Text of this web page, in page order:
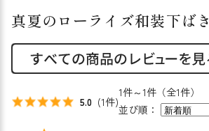
真夏のローライズ和装下ばき
5.0 (1件)
1件～1件（全1件）
並び順：